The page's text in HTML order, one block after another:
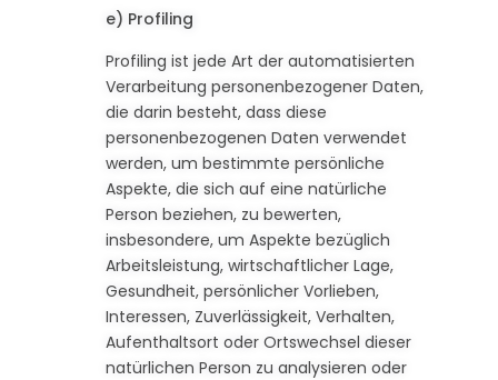
e) Profiling
Profiling ist jede Art der automatisierten
Verarbeitung personenbezogener Daten,
die darin besteht, dass diese
personenbezogenen Daten verwendet
werden, um bestimmte persönliche
Aspekte, die sich auf eine natürliche
Person beziehen, zu bewerten,
insbesondere, um Aspekte bezüglich
Arbeitsleistung, wirtschaftlicher Lage,
Gesundheit, persönlicher Vorlieben,
Interessen, Zuverlässigkeit, Verhalten,
Aufenthaltsort oder Ortswechsel dieser
natürlichen Person zu analysieren oder